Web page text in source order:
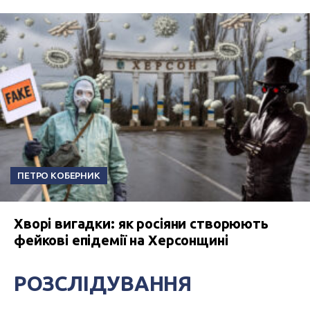
ПЕТРО КОБЕРНИК
Хворі вигадки: як росіяни створюють
фейкові епідемії на Херсонщині
РОЗСЛІДУВАННЯ